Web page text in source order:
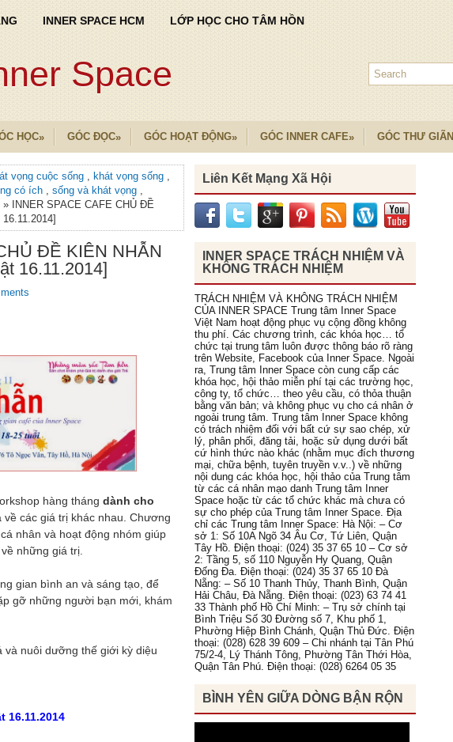
INNER SPACE HCM LỚP HỌC CHO TÂM HỒN
Space
HỌC» GÓC ĐỌC» GÓC HOẠT ĐỘNG» GÓC INNER CAFE» GÓC THƯ GIÃN
vọng cuộc sống , khát vọng sống ,
có ích , sống và khát vọng ,
» INNER SPACE CAFE CHỦ ĐỀ
ĐỀ KIÊN NHẪN
16.11.2014]
hàng tháng dành cho
về các giá trị khác nhau. Chương
nhân và hoạt động nhóm giúp
những giá trị.
gian bình an và sáng tạo, để
gỡ những người bạn mới, khám
và nuôi dưỡng thế giới kỳ diệu
16.11.2014
Liên Kết Mạng Xã Hội
INNER SPACE TRÁCH NHIỆM VÀ
KHÔNG TRÁCH NHIỆM
TRÁCH NHIỆM VÀ KHÔNG TRÁCH NHIỆM
CỦA INNER SPACE Trung tâm Inner Space
Việt Nam hoạt động phục vụ cộng đồng không
thu phí. Các chương trình, các khóa học… tổ
chức tại trung tâm luôn được thông báo rõ ràng
trên Website, Facebook của Inner Space. Ngoài
ra, Trung tâm Inner Space còn cung cấp các
khóa học, hội thảo miễn phí tại các trường học,
công ty, tổ chức… theo yêu cầu, có thỏa thuận
bằng văn bản; và không phục vụ cho cá nhân ở
ngoài trung tâm. Trung tâm Inner Space không
có trách nhiệm đối với bất cứ sự sao chép, xử
lý, phân phối, đăng tải, hoặc sử dụng dưới bất
cứ hình thức nào khác (nhằm mục đích thương
mại, chữa bệnh, tuyên truyền v.v..) về những
nội dung các khóa học, hội thảo của Trung tâm
từ các cá nhân mạo danh Trung tâm Inner
Space hoặc từ các tổ chức khác mà chưa có
sự cho phép của Trung tâm Inner Space. Địa
chỉ các Trung tâm Inner Space: Hà Nội: – Cơ
sở 1: Số 10A Ngõ 34 Âu Cơ, Tứ Liên, Quận
Tây Hồ. Điện thoại: (024) 35 37 65 10 – Cơ sở
2: Tầng 5, số 110 Nguyễn Hy Quang, Quận
Đống Đa. Điện thoại: (024) 35 37 65 10 Đà
Nẵng: – Số 10 Thanh Thủy, Thanh Bình, Quận
Hải Châu, Đà Nẵng. Điện thoại: (023) 63 74 41
33 Thành phố Hồ Chí Minh: – Trụ sở chính tại
Bình Triệu Số 30 Đường số 7, Khu phố 1,
Phường Hiệp Bình Chánh, Quận Thủ Đức. Điện
thoại: (028) 628 39 609 – Chi nhánh tại Tân Phú
75/2-4, Lý Thánh Tông, Phường Tân Thới Hòa,
Quận Tân Phú. Điện thoại: (028) 6264 05 35
BÌNH YÊN GIỮA DÒNG BẬN RỘN